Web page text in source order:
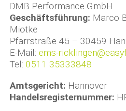
DMB Performance GmbH
Geschäftsführung: Marco
Miotke
Pfarrstraße 45 – 30459
E-Mail: ems-
Tel: 0511 35333848
Amtsgericht: Hannover
Handelsregisternummer: